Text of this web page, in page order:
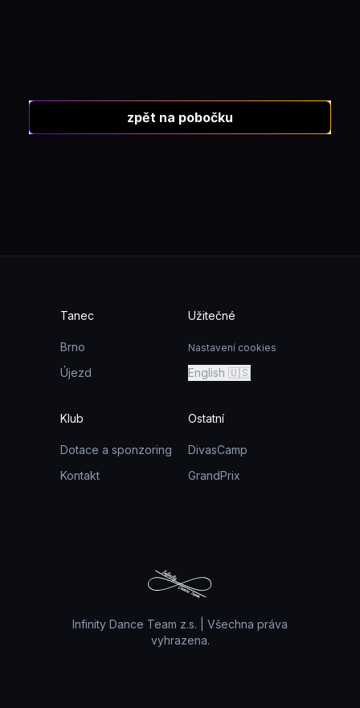
zpět na pobočku
Tanec
Brno
Újezd
Užitečné
Nastavení cookies
English 🇺🇸
Klub
Dotace a sponzoring
Kontakt
Ostatní
DivasCamp
GrandPrix
Infinity Dance Team z.s. | Všechna práva
vyhrazena.